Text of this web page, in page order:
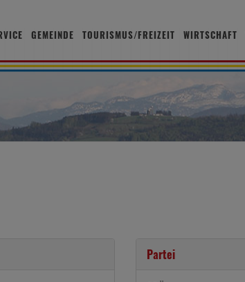
GEMEINDE TOURISMUS/FREIZEIT WIRTSCHAFT
Partei